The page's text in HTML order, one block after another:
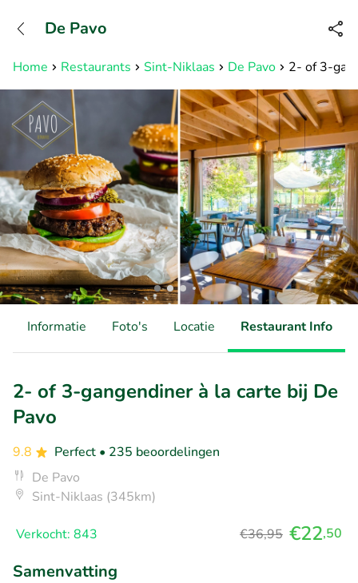
Bereikbaar tot 23:00 uur
Home Restaurants Sint-Niklaas De Pavo 2- of 3-
De Pavo
Informatie Foto's Locatie Restaurant Info
2- of 3-gangendiner à la carte bij De
Pavo
9.8 Perfect • 235 beoordelingen
De Pavo
Sint-Niklaas (345km)
Verkocht: 843 €36,95 €22,50
Samenvatting